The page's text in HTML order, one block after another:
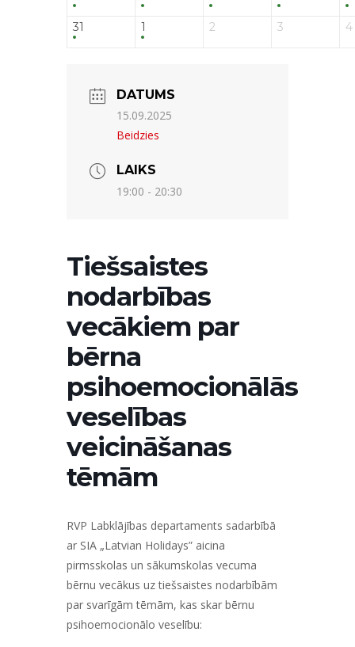
31 1 2 3 4
DATUMS
15.09.2025
Beidzies
LAIKS
19:00 - 20:30
Tiešsaistes
nodarbības
vecākiem par
bērna
psihoemocionālās
veselības
veicināšanas
tēmām
RVP Labklājības departaments sadarbībā
ar SIA „Latvian Holidays” aicina
pirmsskolas un sākumskolas vecuma
bērnu vecākus uz tiešsaistes nodarbībām
par svarīgām tēmām, kas skar bērnu
psihoemocionālo veselību: